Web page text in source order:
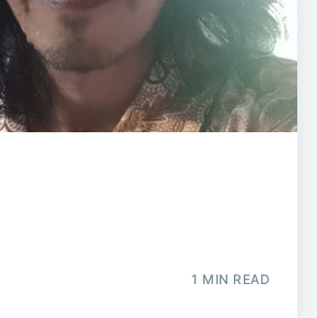
1 MIN READ